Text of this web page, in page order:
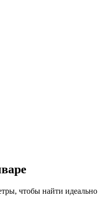
чтобы найти идеально